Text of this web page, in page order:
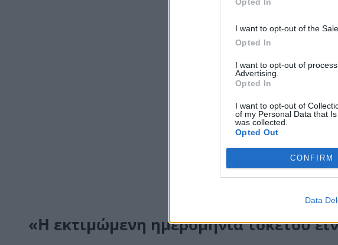
I want to opt-out of the
Opted In
I want to opt-out of
Advertising.
Opted In
I want to opt-out of
of my Personal Data that
was collected.
Opted Out
CONFIRM
Data
«Η εκτιμώμενη ημερομηνία τοκετού